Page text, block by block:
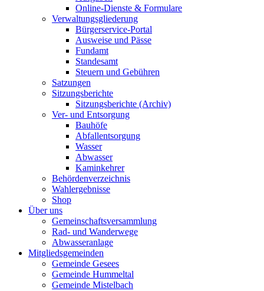
Online-Dienste & Formulare
Verwaltungsgliederung
Bürgerservice-Portal
Ausweise und Pässe
Fundamt
Standesamt
Steuern und Gebühren
Satzungen
Sitzungsberichte
Sitzungsberichte (Archiv)
Ver- und Entsorgung
Bauhöfe
Abfallentsorgung
Wasser
Abwasser
Kaminkehrer
Behördenverzeichnis
Wahlergebnisse
Shop
Über uns
Gemeinschaftsversammlung
Rad- und Wanderwege
Abwasseranlage
Mitgliedsgemeinden
Gemeinde Gesees
Gemeinde Hummeltal
Gemeinde Mistelbach